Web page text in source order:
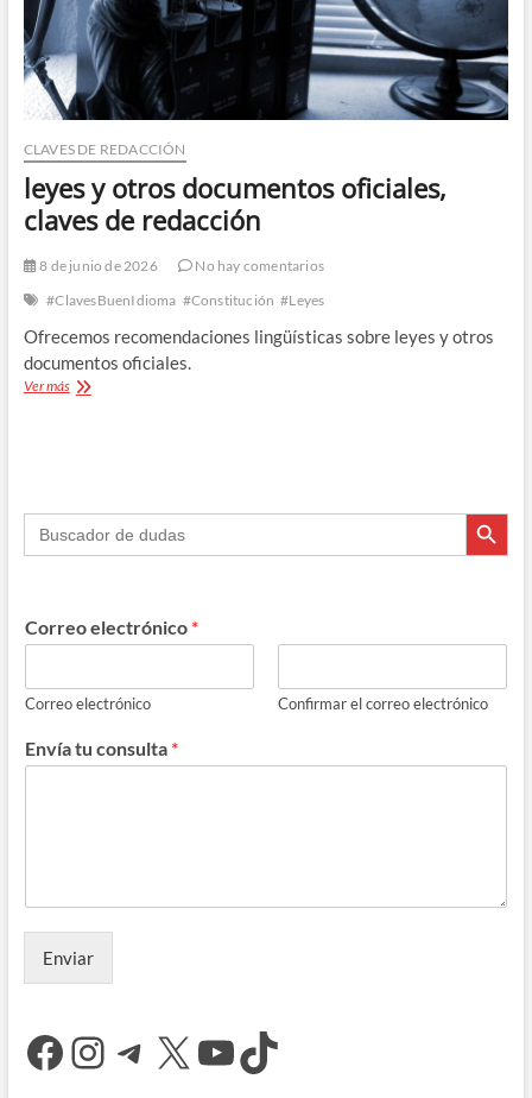
CLAVES DE REDACCIÓN
leyes y otros documentos oficiales,
claves de redacción
8 de junio de 2026
No hay comentarios
#ClavesBuenIdioma #Constitución #Leyes
Ofrecemos recomendaciones lingüísticas sobre leyes y otros
documentos oficiales.
Ver másleyes
de
redacción
Buscar: Botón de
Correo electrónico *
Correo electrónico Confirmar el correo electrónico
Envía tu consulta *
Enviar
Facebook
Instagram
Telegram
X YouTube
TikTok